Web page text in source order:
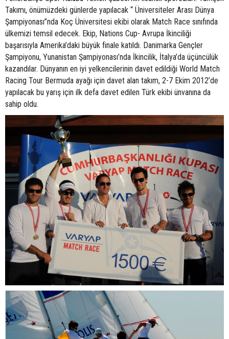
Takımı, önümüzdeki günlerde yapılacak “ Üniversiteler Arası Dünya
Şampiyonası”nda Koç Üniversitesi ekibi olarak Match Race sınıfında
ülkemizi temsil edecek. Ekip, Nations Cup- Avrupa İkinciliği
başarısıyla Amerika’daki büyük finale katıldı. Danimarka Gençler
Şampiyonu, Yunanistan Şampiyonası’nda İkincilik, İtalya’da üçüncülük
kazandılar. Dünyanın en iyi yelkencilerinin davet edildiği World Match
Racing Tour Bermuda ayağı için davet alan takım, 2-7 Ekim 2012’de
yapılacak bu yarış için ilk defa davet edilen Türk ekibi ünvanına da
sahip oldu.